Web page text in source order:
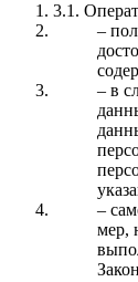
3.1.
–
– в
–
мер,